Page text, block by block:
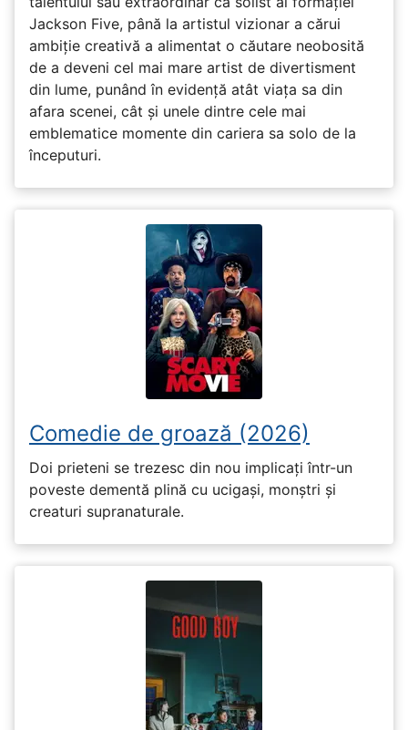
Jackson Five, până la artistul vizionar a cărui
ambiție creativă a alimentat o căutare neobosită
de a deveni cel mai mare artist de divertisment
din lume, punând în evidență atât viața sa din
afara scenei, cât și unele dintre cele mai
emblematice momente din cariera sa solo de la
începuturi.
Comedie de groază (2026)
Doi prieteni se trezesc din nou implicați într-un
poveste dementă plină cu ucigași, monștri și
creaturi supranaturale.